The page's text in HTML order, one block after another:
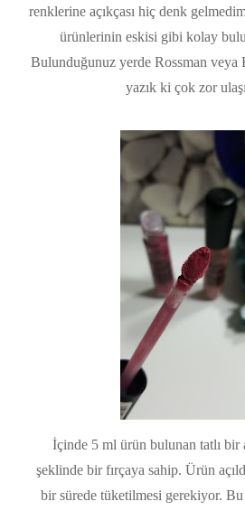
renklerine açıkçası hiç denk
ürünlerinin eskisi gibi kolay
Bulunduğunuz yerde Rossman veya
yazık ki çok zor
İçinde 5 ml ürün bulunan tatlı bir
şeklinde bir fırçaya sahip. Ürün
bir sürede tüketilmesi gerekiyor.